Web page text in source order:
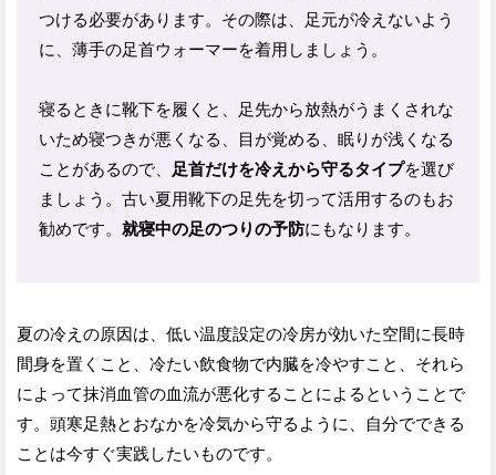
つける必要があります。その際は、足元が冷えないよう
に、薄手の足首ウォーマーを着用しましょう。
寝るときに靴下を履くと、足先から放熱がうまくされな
いため寝つきが悪くなる、目が覚める、眠りが浅くなる
ことがあるので、
足首だけを冷えから守るタイプを選び
ましょう。古い夏用靴下の足先を切って活用するのもお
勧めです。 就寝中の足のつりの予防にもなります。
夏の冷えの原因は、低い温度設定の冷房が効いた空間に長時
間身を置くこと、冷たい飲食物で内臓を冷やすこと、それら
によって抹消血管の血流が悪化することによるということで
す。頭寒足熱とおなかを冷気から守るように、自分でできる
ことは今すぐ実践したいものです。